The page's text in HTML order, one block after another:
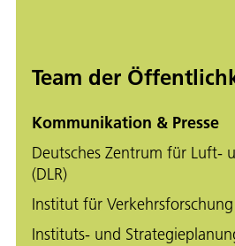
Team der
Kommunikation & Presse
Deutsches Zentrum für Luft-
(DLR)
Institut für Verkehrsforschung
Instituts- und